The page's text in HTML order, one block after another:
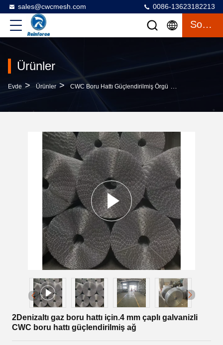
sales@cwcmesh.com 0086-13623182213
Sohbet
Ürünler
Evde > Ürünler > CWC Boru Hattı Güçlendirilmiş Örgü >
2Denizaltı gaz boru hattı için.4 mm çaplı galvanizli
CWC boru hattı güçlendirilmiş ağ